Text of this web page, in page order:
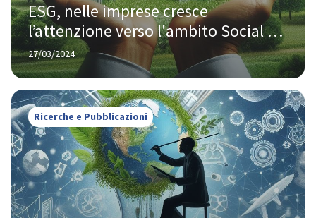
ESG, nelle imprese cresce
l’attenzione verso l'ambito Social e
la Governance della sostenibilità
27/03/2024
Ricerche e Pubblicazioni